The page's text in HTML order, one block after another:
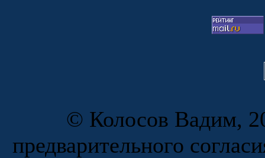
© Колосов Вадим,
предварительного